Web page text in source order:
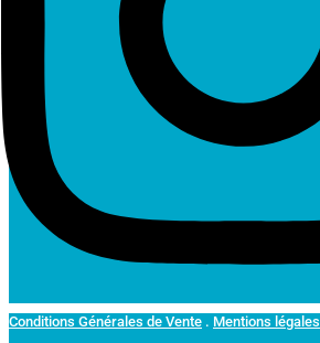
Conditions Générales de Vente . Mentions légales